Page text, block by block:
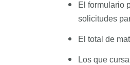
El formulario
solicitudes
El total de
Los que